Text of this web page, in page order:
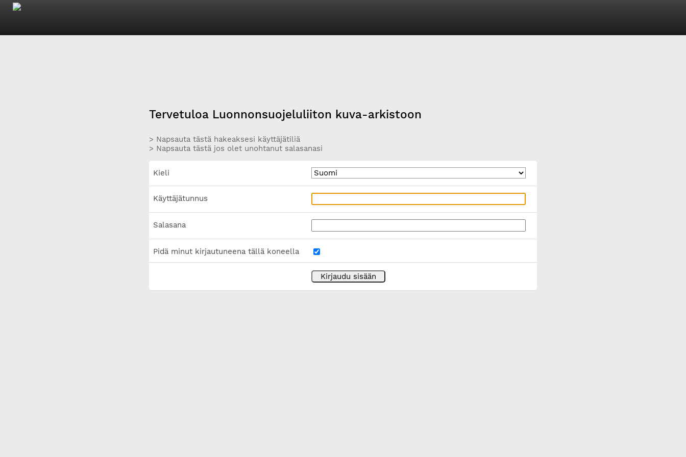
Tervetuloa Luonnonsuojeluliiton kuva-arkistoon
> Napsauta tästä hakeaksesi käyttäjätiliä
> Napsauta tästä jos olet unohtanut salasanasi
Kieli
Käyttäjätunnus
Salasana
Pidä minut kirjautuneena tällä koneella